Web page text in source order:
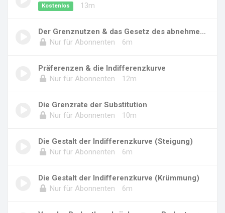
Kostenlos 13m
Der Grenznutzen & das Gesetz des abnehmenden...
Nur für Abonnenten
6m
Präferenzen & die Indifferenzkurve
Nur für Abonnenten
12m
Die Grenzrate der Substitution
Nur für Abonnenten
10m
Die Gestalt der Indifferenzkurve (Steigung)
Nur für Abonnenten
6m
Die Gestalt der Indifferenzkurve (Krümmung)
Nur für Abonnenten
6m